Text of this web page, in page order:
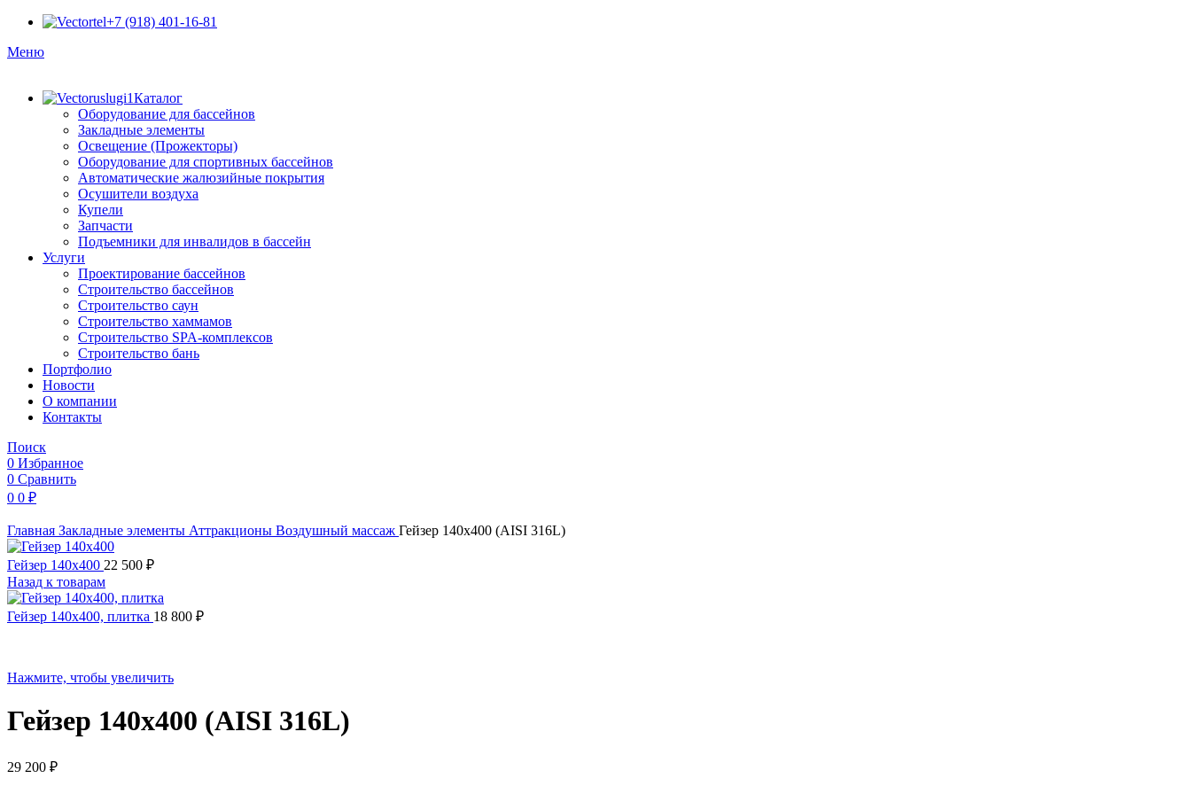
+7 (918) 401-16-81
Меню
Каталог
Оборудование для бассейнов
Закладные элементы
Освещение (Прожекторы)
Оборудование для спортивных бассейнов
Автоматические жалюзийные покрытия
Осушители воздуха
Купели
Запчасти
Подъемники для инвалидов в бассейн
Услуги
Проектирование бассейнов
Строительство бассейнов
Строительство саун
Строительство хаммамов
Строительство SPA-комплексов
Строительство бань
Портфолио
Новости
O компании
Контакты
Поиск
0 Избранное
0 Сравнить
0 0 ₽
Главная Закладные элементы Аттракционы Воздушный массаж Гейзер 140х400 (AISI 316L)
Гейзер 140х400 22 500 ₽
Назад к товарам
Гейзер 140х400, плитка 18 800 ₽
Нажмите, чтобы увеличить
Гейзер 140х400 (AISI 316L)
29 200 ₽